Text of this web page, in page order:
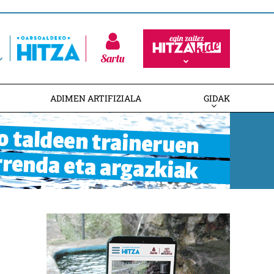
Sartu
ADIMEN ARTIFIZIALA GIDAK